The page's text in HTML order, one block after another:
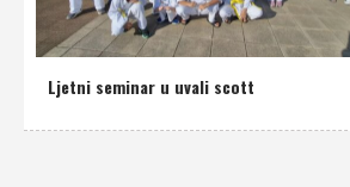
Ljetni seminar u uvali scott